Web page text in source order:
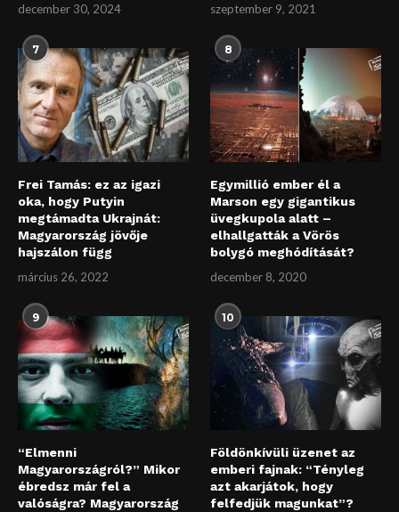
december 30, 2024
szeptember 9, 2021
7
Frei Tamás: ez az igazi
oka, hogy Putyin
megtámadta Ukrajnát:
Magyarország jövője
hajszálon függ
március 26, 2022
8
Egymillió ember él a
Marson egy gigantikus
üvegkupola alatt –
elhallgatták a Vörös
bolygó meghódítását?
december 8, 2020
9
“Elmenni
Magyarországról?” Mikor
ébredsz már fel a
valóságra? Magyarország
10
Földönkívüli üzenet az
emberi fajnak: “Tényleg
azt akarjátok, hogy
felfedjük magunkat”?